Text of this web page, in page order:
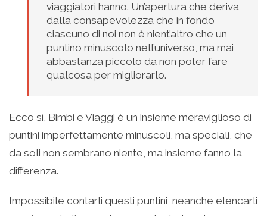
viaggiatori hanno. Un’apertura che deriva
dalla consapevolezza che in fondo
ciascuno di noi non è nient’altro che un
puntino minuscolo nell’universo, ma mai
abbastanza piccolo da non poter fare
qualcosa per migliorarlo.
Ecco sì, Bimbi e Viaggi è un insieme meraviglioso di
puntini imperfettamente minuscoli, ma speciali, che
da soli non sembrano niente, ma insieme fanno la
differenza.
Impossibile contarli questi puntini, neanche elencarli